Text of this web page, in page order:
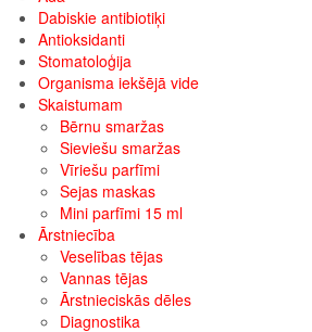
Dabiskie antibiotiķi
Antioksidanti
Stomatoloģija
Organisma iekšējā vide
Skaistumam
Bērnu smaržas
Sieviešu smaržas
Vīriešu parfīmi
Sejas maskas
Mini parfīmi 15 ml
Ārstniecība
Veselības tējas
Vannas tējas
Ārstnieciskās dēles
Diagnostika